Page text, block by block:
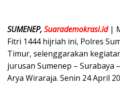
SUMENEP, Suarademokrasi.id|
Fitri 1444 hijriah ini, Polres
Timur, selenggarakan
jurusan Sumenep – Surabaya
Arya Wiraraja. Senin 24 April